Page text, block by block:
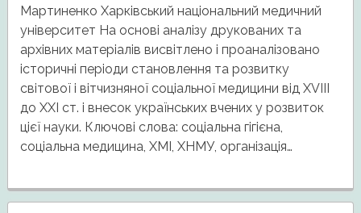
Мартиненко Харківський національний медичний
університет На основі аналізу друкованих та
архівних матеріалів висвітлено і проаналізовано
історичні періоди становлення та розвитку
світової і вітчизняної соціальної медицини від ХVІІІ
до ХХI ст. і внесок українських вчених у розвиток
цієї науки. Ключові слова: соціальна гігієна,
соціальна медицина, ХМІ, ХНМУ, організація…